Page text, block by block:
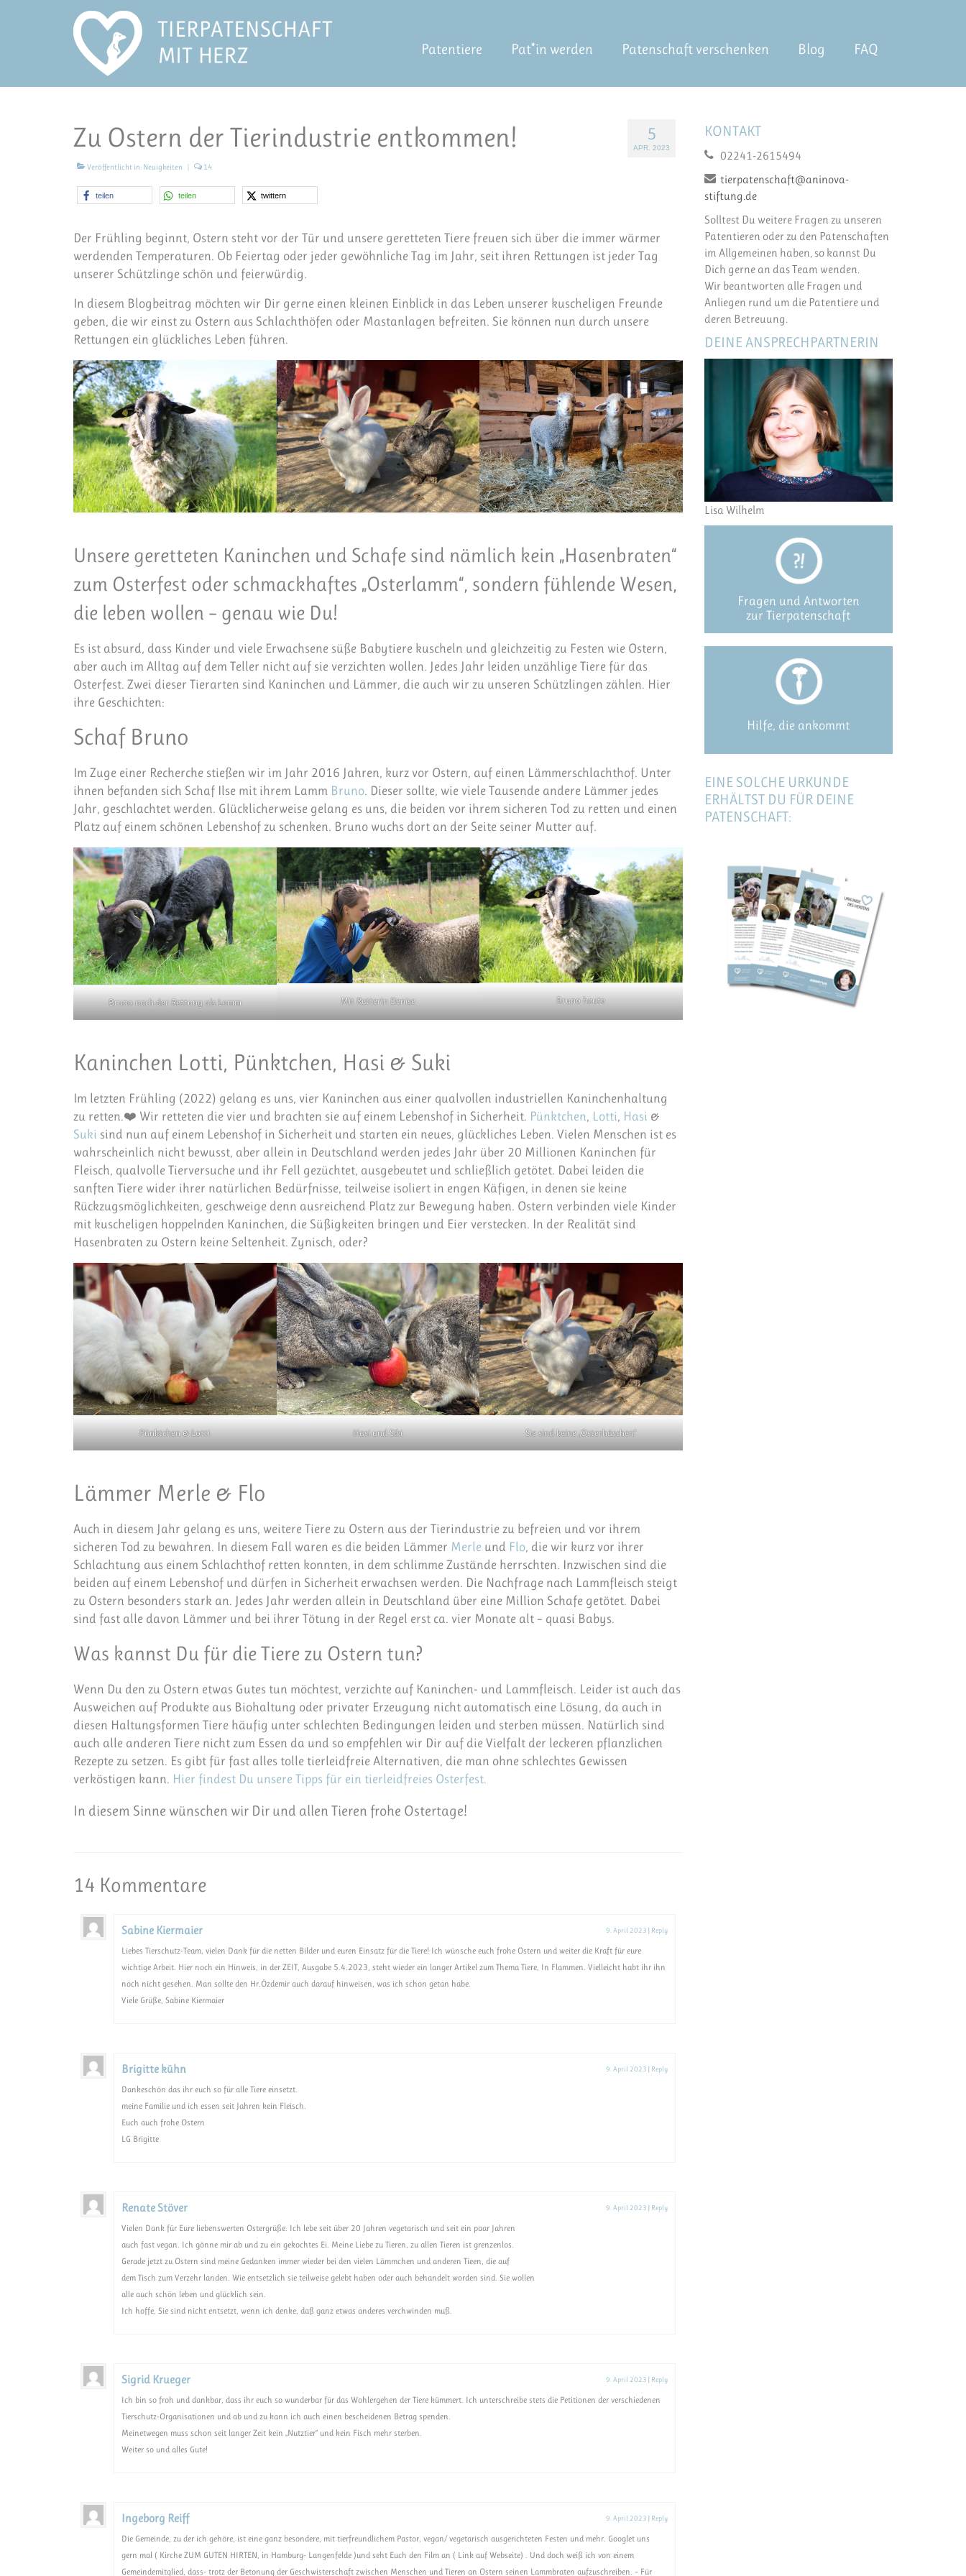
Patentiere Pat*in werden Patenschaft verschenken Blog FAQ
5
APR. 2023
Zu Ostern der Tierindustrie entkommen!
Veröffentlicht in: Neuigkeiten 14
teilen teilen twittern
Der Frühling beginnt, Ostern steht vor der Tür und unsere geretteten Tiere freuen sich über die immer wärmer
werdenden Temperaturen. Ob Feiertag oder jeder gewöhnliche Tag im Jahr, seit ihren Rettungen ist jeder Tag
unserer Schützlinge schön und feierwürdig.
In diesem Blogbeitrag möchten wir Dir gerne einen kleinen Einblick in das Leben unserer kuscheligen Freunde
geben, die wir einst zu Ostern aus Schlachthöfen oder Mastanlagen befreiten. Sie können nun durch unsere
Rettungen ein glückliches Leben führen.
Unsere geretteten Kaninchen und Schafe sind nämlich kein „Hasenbraten“
zum Osterfest oder schmackhaftes „Osterlamm“, sondern fühlende Wesen,
die leben wollen – genau wie Du!
Es ist absurd, dass Kinder und viele Erwachsene süße Babytiere kuscheln und gleichzeitig zu Festen wie Ostern,
aber auch im Alltag auf dem Teller nicht auf sie verzichten wollen. Jedes Jahr leiden unzählige Tiere für das
Osterfest. Zwei dieser Tierarten sind Kaninchen und Lämmer, die auch wir zu unseren Schützlingen zählen. Hier
ihre Geschichten:
Schaf Bruno
Im Zuge einer Recherche stießen wir im Jahr 2016 Jahren, kurz vor Ostern, auf einen Lämmerschlachthof. Unter
ihnen befanden sich Schaf Ilse mit ihrem Lamm Bruno. Dieser sollte, wie viele Tausende andere Lämmer jedes
Jahr, geschlachtet werden. Glücklicherweise gelang es uns, die beiden vor ihrem sicheren Tod zu retten und einen
Platz auf einem schönen Lebenshof zu schenken. Bruno wuchs dort an der Seite seiner Mutter auf.
Bruno nach der Rettung als Lamm Mit Retterin Denise Bruno heute
Kaninchen Lotti, Pünktchen, Hasi & Suki
Im letzten Frühling (2022) gelang es uns, vier Kaninchen aus einer qualvollen industriellen Kaninchenhaltung
zu retten.❤️ Wir retteten die vier und brachten sie auf einem Lebenshof in Sicherheit. Pünktchen , Lotti , Hasi &
Suki sind nun auf einem Lebenshof in Sicherheit und starten ein neues, glückliches Leben. Vielen Menschen ist es
wahrscheinlich nicht bewusst, aber allein in Deutschland werden jedes Jahr über 20 Millionen Kaninchen für
Fleisch, qualvolle Tierversuche und ihr Fell gezüchtet, ausgebeutet und schließlich getötet. Dabei leiden die
sanften Tiere wider ihrer natürlichen Bedürfnisse, teilweise isoliert in engen Käfigen, in denen sie keine
Rückzugsmöglichkeiten, geschweige denn ausreichend Platz zur Bewegung haben. Ostern verbinden viele Kinder
mit kuscheligen hoppelnden Kaninchen, die Süßigkeiten bringen und Eier verstecken. In der Realität sind
Hasenbraten zu Ostern keine Seltenheit. Zynisch, oder?
Pünktchen & Lotti Hasi und Siki Sie sind keine „Osterhäschen“
Lämmer Merle & Flo
Auch in diesem Jahr gelang es uns, weitere Tiere zu Ostern aus der Tierindustrie zu befreien und vor ihrem
sicheren Tod zu bewahren. In diesem Fall waren es die beiden Lämmer Merle und Flo, die wir kurz vor ihrer
Schlachtung aus einem Schlachthof retten konnten, in dem schlimme Zustände herrschten. Inzwischen sind die
beiden auf einem Lebenshof und dürfen in Sicherheit erwachsen werden. Die Nachfrage nach Lammfleisch steigt
zu Ostern besonders stark an. Jedes Jahr werden allein in Deutschland über eine Million Schafe getötet. Dabei
sind fast alle davon Lämmer und bei ihrer Tötung in der Regel erst ca. vier Monate alt – quasi Babys.
Was kannst Du für die Tiere zu Ostern tun?
Wenn Du den zu Ostern etwas Gutes tun möchtest, verzichte auf Kaninchen- und Lammfleisch. Leider ist auch das
Ausweichen auf Produkte aus Biohaltung oder privater Erzeugung nicht automatisch eine Lösung, da auch in
diesen Haltungsformen Tiere häufig unter schlechten Bedingungen leiden und sterben müssen. Natürlich sind
auch alle anderen Tiere nicht zum Essen da und so empfehlen wir Dir auf die Vielfalt der leckeren pflanzlichen
Rezepte zu setzen. Es gibt für fast alles tolle tierleidfreie Alternativen, die man ohne schlechtes Gewissen
verköstigen kann. Hier findest Du unsere Tipps für ein tierleidfreies Osterfest.
In diesem Sinne wünschen wir Dir und allen Tieren frohe Ostertage!
14 Kommentare
Sabine Kiermaier 9. April 2023 | Reply
Liebes Tierschutz-Team, vielen Dank für die netten Bilder und euren Einsatz für die Tiere! Ich wünsche euch frohe Ostern und weiter die Kraft für eure
wichtige Arbeit. Hier noch ein Hinweis, in der ZEIT, Ausgabe 5.4.2023, steht wieder ein langer Artikel zum Thema Tiere, In Flammen. Vielleicht habt ihr ihn
noch nicht gesehen. Man sollte den Hr.Özdemir auch darauf hinweisen, was ich schon getan habe.
Viele Grüße, Sabine Kiermaier
Brigitte kühn 9. April 2023 | Reply
Dankeschön das ihr euch so für alle Tiere einsetzt.
meine Familie und ich essen seit Jahren kein Fleisch.
Euch auch frohe Ostern
LG Brigitte
Renate Stöver 9. April 2023 | Reply
Vielen Dank für Eure liebenswerten Ostergrüße. Ich lebe seit über 20 Jahren vegetarisch und seit ein paar Jahren
auch fast vegan. Ich gönne mir ab und zu ein gekochtes Ei. Meine Liebe zu Tieren, zu allen Tieren ist grenzenlos.
Gerade jetzt zu Ostern sind meine Gedanken immer wieder bei den vielen Lämmchen und anderen Tieen, die auf
dem Tisch zum Verzehr landen. Wie entsetzlich sie teilweise gelebt haben oder auch behandelt worden sind. Sie wollen
alle auch schön leben und glücklich sein.
Ich hoffe, Sie sind nicht entsetzt, wenn ich denke, daß ganz etwas anderes verchwinden muß.
Sigrid Krueger 9. April 2023 | Reply
Ich bin so froh und dankbar, dass ihr euch so wunderbar für das Wohlergehen der Tiere kümmert. Ich unterschreibe stets die Petitionen der verschiedenen
Tierschutz-Organisationen und ab und zu kann ich auch einen bescheidenen Betrag spenden.
Meinetwegen muss schon seit langer Zeit kein „Nutztier“ und kein Fisch mehr sterben.
Weiter so und alles Gute!
Ingeborg Reiff 9. April 2023 | Reply
Die Gemeinde, zu der ich gehöre, ist eine ganz besondere, mit tierfreundlichem Pastor, vegan/ vegetarisch ausgerichteten Festen und mehr. Googlet uns
gern mal ( Kirche ZUM GUTEN HIRTEN, in Hamburg- Langenfelde )und seht Euch den Film an ( Link auf Webseite) . Und doch weiß ich von einem
Gemeindemitglied, dass- trotz der Betonung der Geschwisterschaft zwischen Menschen und Tieren an Ostern seinen Lammbraten aufzuschreiben. – Für
KONTAKT
02241-2615494
tierpatenschaft@aninova-
stiftung.de
Solltest Du weitere Fragen zu unseren
Patentieren oder zu den Patenschaften
im Allgemeinen haben, so kannst Du
Dich gerne an das Team wenden.
Wir beantworten alle Fragen und
Anliegen rund um die Patentiere und
deren Betreuung.
DEINE ANSPRECHPARTNERIN
Lisa Wilhelm
Fragen und Antworten
zur Tierpatenschaft
Hilfe, die ankommt
EINE SOLCHE URKUNDE
ERHÄLTST DU FÜR DEINE
PATENSCHAFT: